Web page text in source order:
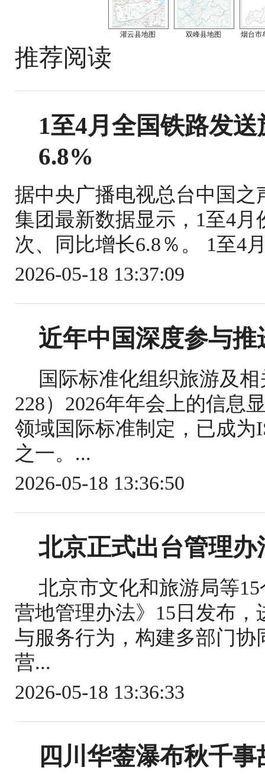
灌云县地图 双峰县地图 烟台市
推荐阅读
1至4月全国铁路发
6.8%
据中央广播电视总台中国
集团最新数据显示，1至4月
次、同比增长6.8％。 1至4
2026-05-18 13:37:09
近年中国深度参与
国际标准化组织旅游及
228）2026年年会上的信息
领域国际标准制定，已成为
之一。...
2026-05-18 13:36:50
北京正式出台管理
北京市文化和旅游局等
营地管理办法》15日发布
与服务行为，构建多部门
营...
2026-05-18 13:36:33
四川华蓥瀑布秋千